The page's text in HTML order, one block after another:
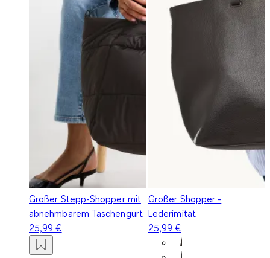
Großer Stepp-Shopper mit
abnehmbarem Taschengurt
25,99 €
Großer Shopper -
Lederimitat
25,99 €